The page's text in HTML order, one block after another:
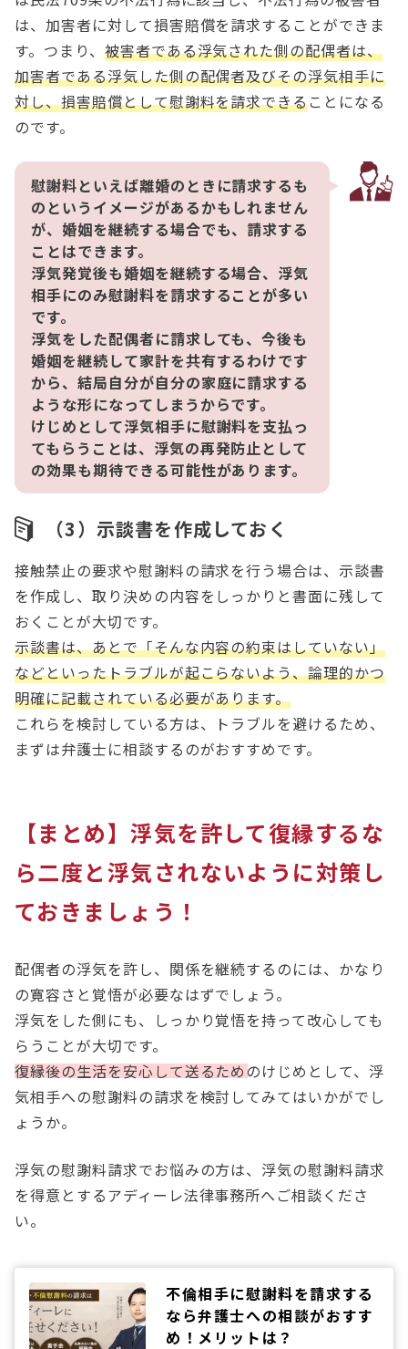
は、加害者に対して損害賠償を請求することができま
す。つまり、 被害者である浮気された側の配偶者は、
加害者である浮気した側の配偶者及びその浮気相手に
対し、損害賠償として慰謝料を請求できることになる
のです。
慰謝料といえば離婚のときに請求するも
のというイメージがあるかもしれません
が、婚姻を継続する場合でも、請求する
ことはできます。
浮気発覚後も婚姻を継続する場合、浮気
相手にのみ慰謝料を請求することが多い
です。
浮気をした配偶者に請求しても、今後も
婚姻を継続して家計を共有するわけです
から、結局自分が自分の家庭に請求する
ような形になってしまうからです。
けじめとして浮気相手に慰謝料を支払っ
てもらうことは、浮気の再発防止として
の効果も期待できる可能性があります。
（3）示談書を作成しておく
接触禁止の要求や慰謝料の請求を行う場合は、示談書
を作成し、取り決めの内容をしっかりと書面に残して
おくことが大切です。
示談書は、あとで「そんな内容の約束はしていない」
などといったトラブルが起こらないよう、論理的かつ
明確に記載されている必要があります。
これらを検討している方は、トラブルを避けるため、
まずは弁護士に相談するのがおすすめです。
【まとめ】浮気を許して復縁するな
ら二度と浮気されないように対策し
ておきましょう！
配偶者の浮気を許し、関係を継続するのには、かなり
の寛容さと覚悟が必要なはずでしょう。
浮気をした側にも、しっかり覚悟を持って改心しても
らうことが大切です。
復縁後の生活を安心して送るためのけじめとして、浮
気相手への慰謝料の請求を検討してみてはいかがでし
ょうか。
浮気の慰謝料請求でお悩みの方は、浮気の慰謝料請求
を得意とするアディーレ法律事務所へご相談くださ
い。
不倫相手に慰謝料を請求する
なら弁護士への相談がおすす
め！メリットは？